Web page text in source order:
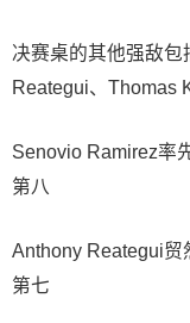
决赛桌的其他强敌
Reategui、Thomas
Senovio Ramirez率
第八
Anthony Reategui贸
第七